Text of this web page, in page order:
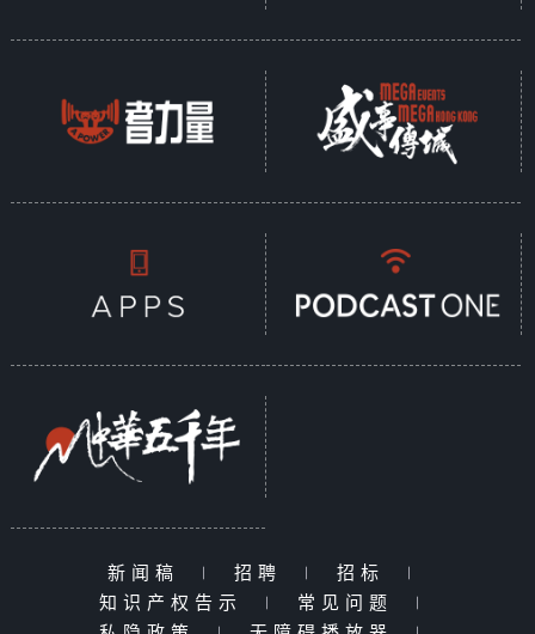
新闻稿 | 招聘 | 招标
|
知识产权告示
| 常见问题
|